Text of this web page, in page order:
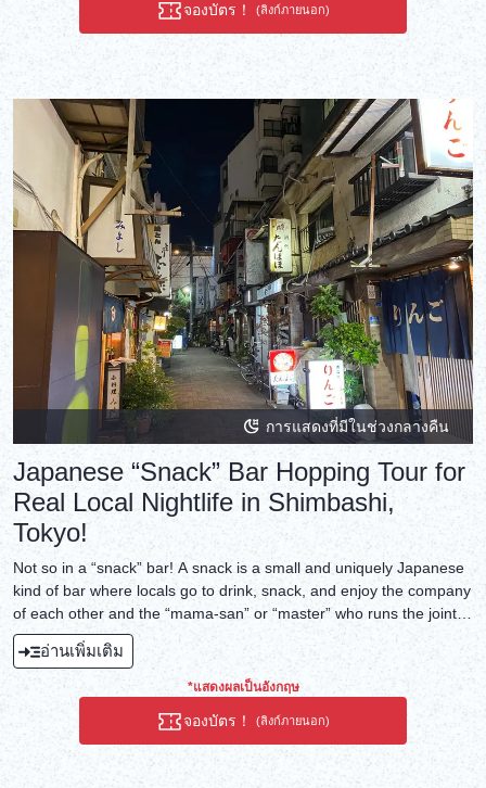
taken home from this fishing spot.
จองบัตร！ (ลิงก์ภายนอก)
การแสดงที่มีในช่วงกลางคืน
Japanese “Snack” Bar Hopping Tour for
Real Local Nightlife in Shimbashi,
Tokyo!
Not so in a “snack” bar! A snack is a small and uniquely Japanese
kind of bar where locals go to drink, snack, and enjoy the company
of each other and the “mama-san” or “master” who runs the joint.
Quite unlike a typical bar in Japan!
อ่านเพิ่มเติม
*แสดงผลเป็นอังกฤษ
จองบัตร！ (ลิงก์ภายนอก)